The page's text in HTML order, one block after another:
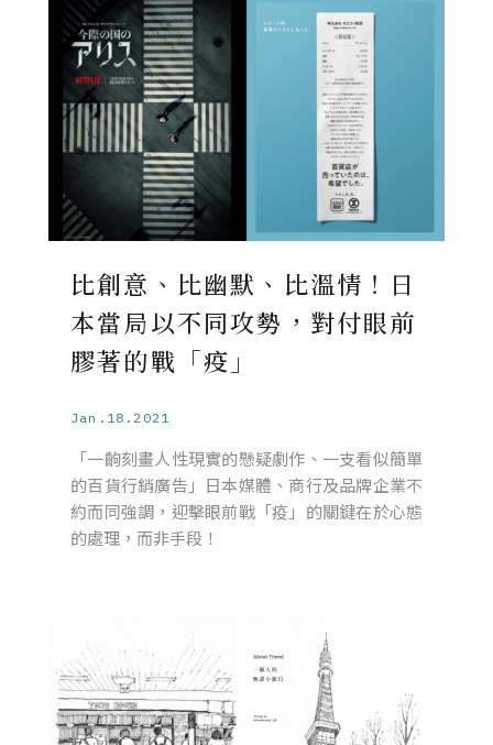
比創意、比幽默、比溫情！日
本當局以不同攻勢，對付眼前
膠著的戰「疫」
Jan.18.2021
「一齣刻畫人性現實的懸疑劇作、一支看似簡單
的百貨行銷廣告」日本媒體、商行及品牌企業不
約而同強調，迎擊眼前戰「疫」的關鍵在於心態
的處理，而非手段！